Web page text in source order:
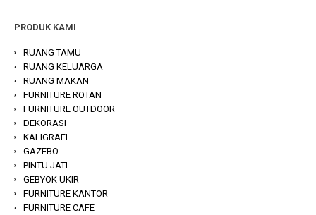
PRODUK KAMI
RUANG TAMU
RUANG KELUARGA
RUANG MAKAN
FURNITURE ROTAN
FURNITURE OUTDOOR
DEKORASI
KALIGRAFI
GAZEBO
PINTU JATI
GEBYOK UKIR
FURNITURE KANTOR
FURNITURE CAFE